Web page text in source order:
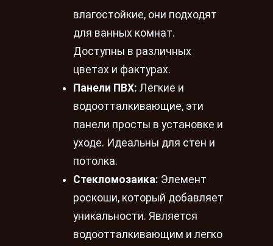
влагостойкие, они подходят
для ванных комнат.
Доступны в различных
цветах и фактурах.
Панели ПВХ: Легкие и
водоотталкивающие, эти
панели просты в установке и
уходе. Идеальны для стен и
потолка.
Стекломозаика: Элемент
роскоши, который добавляет
уникальности. Является
водоотталкивающим и легко